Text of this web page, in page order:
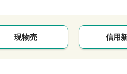
現物売 信用